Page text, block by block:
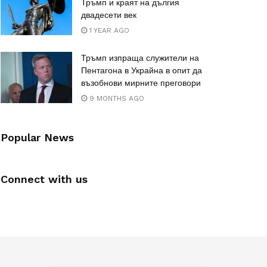
Тръмп и краят на дългия
двадесети век
1 YEAR AGO
Тръмп изпраща служители на
Пентагона в Украйна в опит да
възобнови мирните преговори
9 MONTHS AGO
Popular News
Connect with us